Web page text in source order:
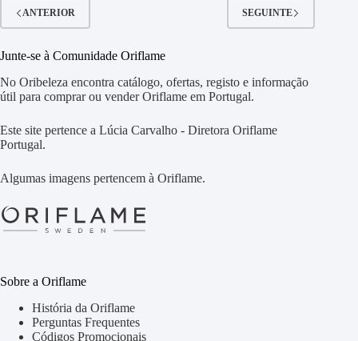
ANTERIOR SEGUINTE
Junte-se à Comunidade Oriflame
No Oribeleza encontra catálogo, ofertas, registo e informação
útil para comprar ou vender Oriflame em Portugal.
Este site pertence a Lúcia Carvalho - Diretora Oriflame
Portugal.
Algumas imagens pertencem à Oriflame.
Sobre a Oriflame
História da Oriflame
Perguntas Frequentes
Códigos Promocionais